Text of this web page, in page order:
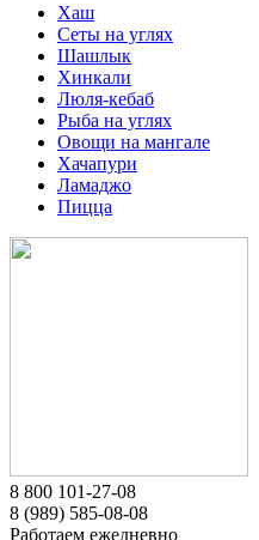
Хаш
Сеты на углях
Шашлык
Хинкали
Люля-кебаб
Рыба на углях
Овощи на мангале
Хачапури
Ламаджо
Пицца
8 800 101-27-08
8 (989) 585-08-08
Работаем ежедневно